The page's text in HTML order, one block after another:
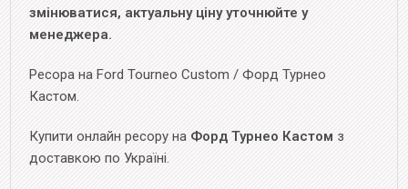
змінюватися, актуальну ціну уточнюйте у
менеджера.
Ресора на Ford Tourneo Custom / Форд Турнео
Кастом.
Купити онлайн ресору на Форд Турнео Кастом з
доставкою по Україні.